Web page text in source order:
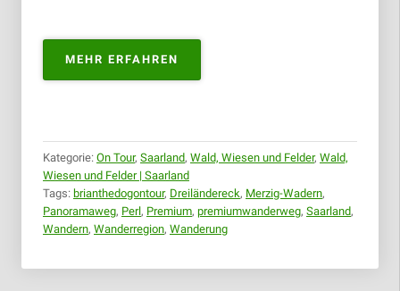
MEHR ERFAHREN
PERL
Kategorie: On Tour, Saarland, Wald, Wiesen und Felder, Wald,
Wiesen und Felder | Saarland
Tags: brianthedogontour, Dreiländereck, Merzig-Wadern,
Panoramaweg, Perl, Premium, premiumwanderweg, Saarland,
Wandern, Wanderregion, Wanderung